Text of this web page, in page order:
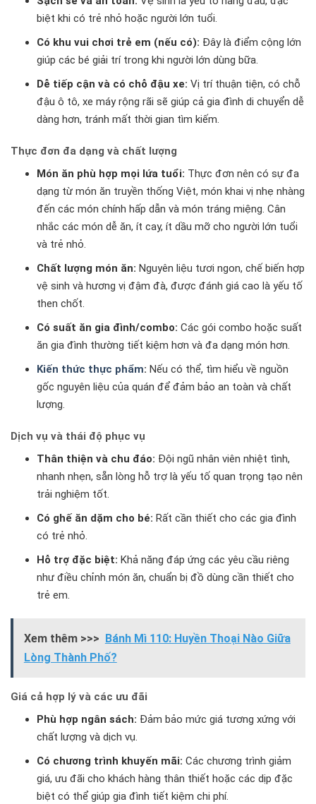
biệt khi có trẻ nhỏ hoặc người lớn tuổi.
Có khu vui chơi trẻ em (nếu có): Đây là điểm cộng lớn
giúp các bé giải trí trong khi người lớn dùng bữa.
Dễ tiếp cận và có chỗ đậu xe: Vị trí thuận tiện, có chỗ
đậu ô tô, xe máy rộng rãi sẽ giúp cả gia đình di chuyển dễ
dàng hơn, tránh mất thời gian tìm kiếm.
Thực đơn đa dạng và chất lượng
Món ăn phù hợp mọi lứa tuổi: Thực đơn nên có sự đa
dạng từ món ăn truyền thống Việt, món khai vị nhẹ nhàng
đến các món chính hấp dẫn và món tráng miệng. Cân
nhắc các món dễ ăn, ít cay, ít dầu mỡ cho người lớn tuổi
và trẻ nhỏ.
Chất lượng món ăn: Nguyên liệu tươi ngon, chế biến hợp
vệ sinh và hương vị đậm đà, được đánh giá cao là yếu tố
then chốt.
Có suất ăn gia đình/combo: Các gói combo hoặc suất
ăn gia đình thường tiết kiệm hơn và đa dạng món hơn.
Kiến thức thực phẩm: Nếu có thể, tìm hiểu về nguồn
gốc nguyên liệu của quán để đảm bảo an toàn và chất
lượng.
Dịch vụ và thái độ phục vụ
Thân thiện và chu đáo: Đội ngũ nhân viên nhiệt tình,
nhanh nhẹn, sẵn lòng hỗ trợ là yếu tố quan trọng tạo nên
trải nghiệm tốt.
Có ghế ăn dặm cho bé: Rất cần thiết cho các gia đình
có trẻ nhỏ.
Hỗ trợ đặc biệt: Khả năng đáp ứng các yêu cầu riêng
như điều chỉnh món ăn, chuẩn bị đồ dùng cần thiết cho
trẻ em.
Xem thêm >>> Bánh Mì 110: Huyền Thoại Nào Giữa
Lòng Thành Phố?
Giá cả hợp lý và các ưu đãi
Phù hợp ngân sách: Đảm bảo mức giá tương xứng với
chất lượng và dịch vụ.
Có chương trình khuyến mãi: Các chương trình giảm
giá, ưu đãi cho khách hàng thân thiết hoặc các dịp đặc
biệt có thể giúp gia đình tiết kiệm chi phí.